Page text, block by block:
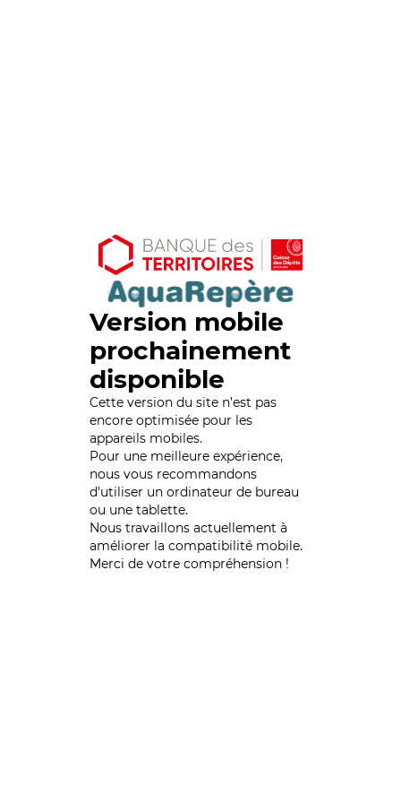
Version mobile
prochainement
disponible
Cette version du site n’est pas
encore optimisée pour les
appareils mobiles.
Pour une meilleure expérience,
nous vous recommandons
d'utiliser un ordinateur de bureau
ou une tablette.
Nous travaillons actuellement à
améliorer la compatibilité mobile.
Merci de votre compréhension !